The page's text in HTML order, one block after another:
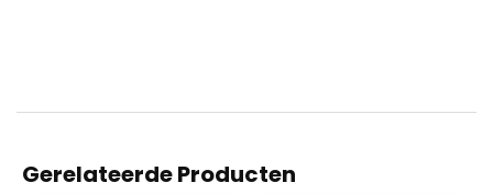
Gerelateerde Producten